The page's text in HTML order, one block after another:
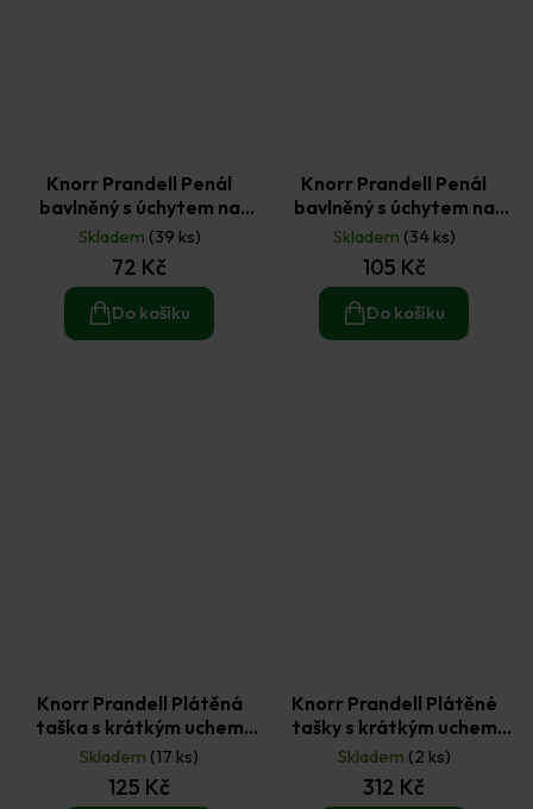
Knorr Prandell Penál
bavlněný s úchytem na
tužky natural 22 x 6 cm
Skladem (39 ks)
72 Kč
Do košíku
Knorr Prandell Penál
bavlněný s úchytem na
tužky Zvířátka 22 x 6 cm
Skladem (34 ks)
105 Kč
Do košíku
Knorr Prandell Plátěná
taška s krátkým uchem
Zvířátka 30 x 25 cm (2ks)
Skladem (17 ks)
125 Kč
Knorr Prandell Plátěné
tašky s krátkým uchem
Zvířátka (2ks) + sada fixů
na textil (6ks)
Skladem (2 ks)
312 Kč